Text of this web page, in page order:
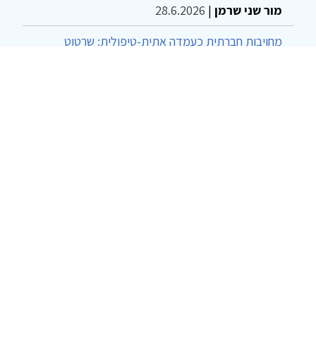
מור שני שרמן |
28.6.2026
מחויבות חברתית כעמדה אתית-טיפולית: שרטוט